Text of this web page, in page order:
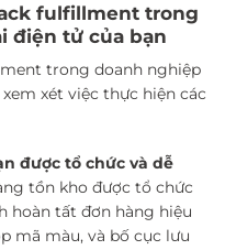
fulfillment trong
điện tử của bạn
trong doanh nghiệp
xét việc thực hiện các
được tổ chức và dễ
tồn kho được tổ chức
hoàn tất đơn hàng hiệu
mã màu, và bố cục lưu